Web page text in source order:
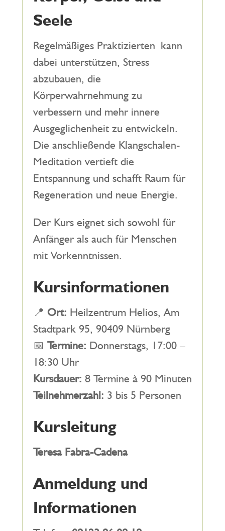
Seele
Regelmäßiges Praktizierten kann
dabei unterstützen, Stress
abzubauen, die
Körperwahrnehmung zu
verbessern und mehr innere
Ausgeglichenheit zu entwickeln.
Die anschließende Klangschalen-
Meditation vertieft die
Entspannung und schafft Raum für
Regeneration und neue Energie.
Der Kurs eignet sich sowohl für
Anfänger als auch für Menschen
mit Vorkenntnissen.
Kursinformationen
📍 Ort: Heilzentrum Helios, Am
Stadtpark 95, 90409 Nürnberg
📅 Termine: Donnerstags, 17:00 –
18:30 Uhr
Kursdauer: 8 Termine à 90 Minuten
Teilnehmerzahl: 3 bis 5 Personen
Kursleitung
Teresa Fabra-Cadena
Anmeldung und
Informationen